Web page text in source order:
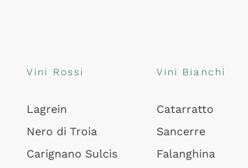
Vini Rossi
Lagrein
Nero di Troia
Carignano Sulcis
Vini Bianchi
Catarratto
Sancerre
Falanghina